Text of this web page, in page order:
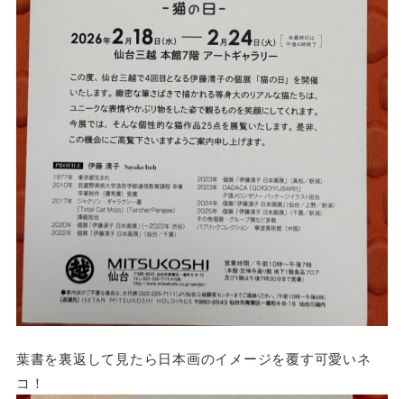
葉書を裏返して見たら日本画のイメージを覆す可愛いネ
コ！